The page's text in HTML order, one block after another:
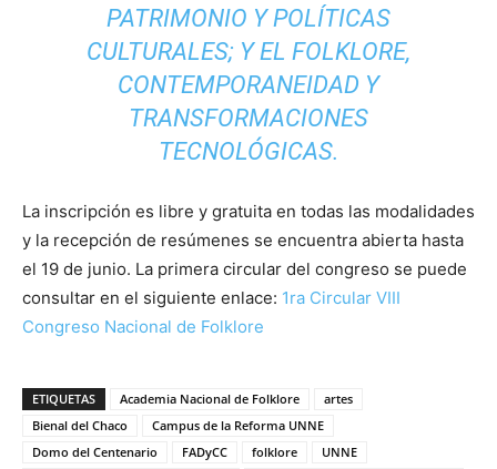
PATRIMONIO Y POLÍTICAS
CULTURALES; Y EL FOLKLORE,
CONTEMPORANEIDAD Y
TRANSFORMACIONES
TECNOLÓGICAS.
La inscripción es libre y gratuita en todas las modalidades
y la recepción de resúmenes se encuentra abierta hasta
el 19 de junio. La primera circular del congreso se puede
consultar en el siguiente enlace: 1ra Circular VIII
Congreso Nacional de Folklore
ETIQUETAS Academia Nacional de Folklore
artes
Bienal del Chaco
Campus de la Reforma UNNE
Domo del Centenario
FADyCC folklore
UNNE